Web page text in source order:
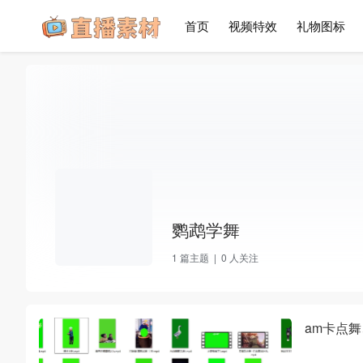
首页 视频特效 礼物图标
鹦鹉学舞
1 篇主题 | 0 人关注
am卡点